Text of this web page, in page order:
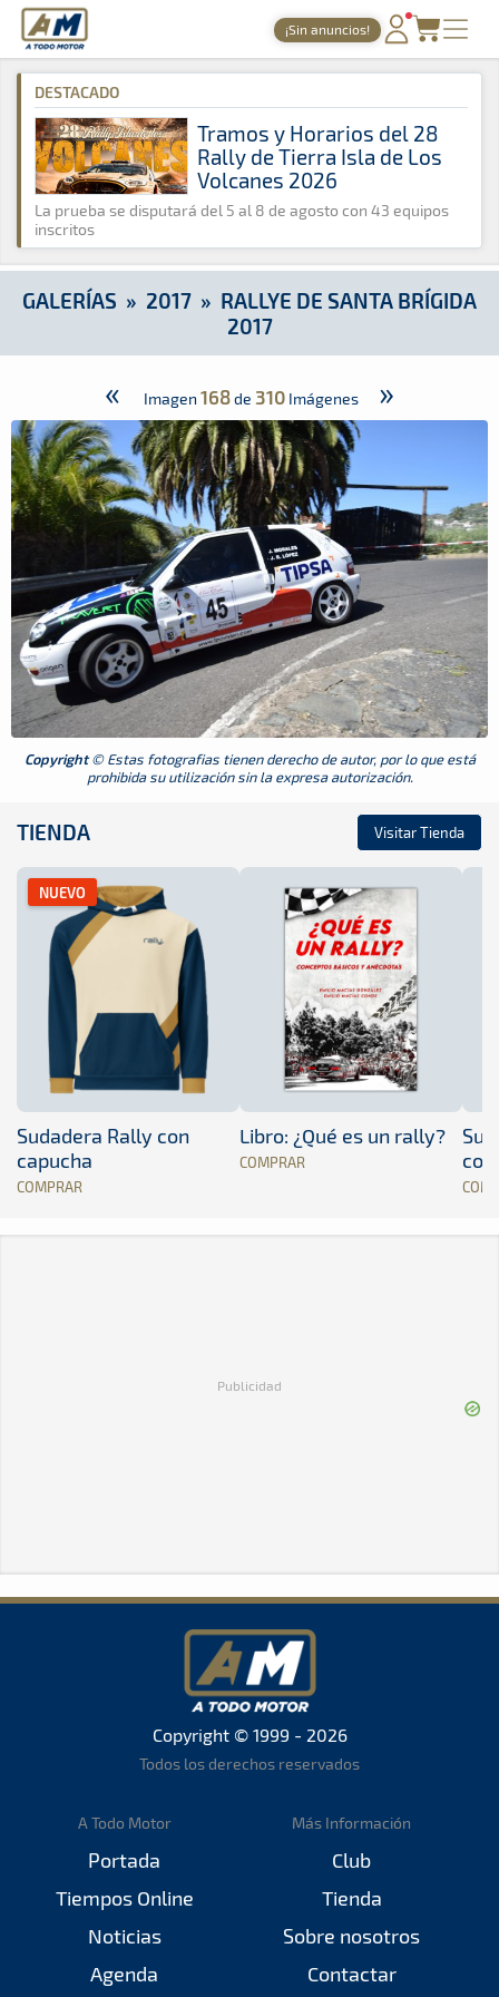
A Todo Motor · Revista del motor desde 1999
¡Sin anuncios!
PORTADA
TIEMPOS ONLINE
NOTICIAS
AGENDA
GALERÍAS
TIENDA
A Todo Motor » Galerías » 2017 » Rallye de Santa Brígida 2017
DESTACADO
Tramos y Horarios del 28
Rally de Tierra Isla de Los
Volcanes 2026
La prueba se disputará del 5 al 8 de agosto con 43 equipos
inscritos
GALERÍAS » 2017 » RALLYE DE SANTA BRÍGIDA
2017
« Imagen 168de 310 Imágenes »
Copyright© Estas fotografias tienen derecho de autor, por lo que está
prohibida su utilización sin la expresa autorización.
TIENDA Visitar Tienda
NUEVO
Sudadera Rally con
capucha
COMPRAR
Libro: ¿Qué es un rally?
COMPRAR
Publicidad
Copyright © 1999 - 2026
Todos los derechos reservados
A Todo Motor
Portada
Tiempos Online
Noticias
Agenda
Más Información
Club
Tienda
Sobre nosotros
Contactar